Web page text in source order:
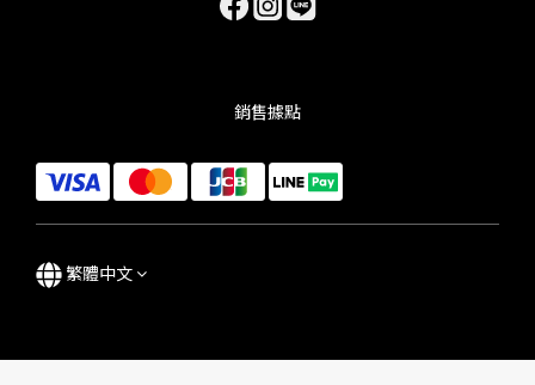
銷售據點
繁體中文